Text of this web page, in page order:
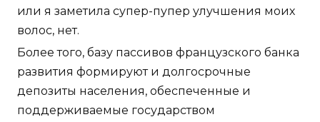
или я заметила супер-пупер улучшения моих
волос, нет.
Более того, базу пассивов французского банка
развития формируют и долгосрочные
депозиты населения, обеспеченные и
поддерживаемые государством